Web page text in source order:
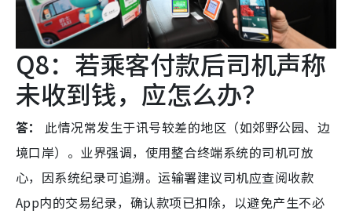
Q8：若乘客付款后司机声称
未收到钱，应怎么办？
答：
此情况常发生于讯号较差的地区（如郊野公园、边
境口岸）。业界强调，使用整合终端系统的司机可放
心，因系统纪录可追溯。运输署建议司机应查阅收款
App内的交易纪录，确认款项已扣除，以避免产生不必